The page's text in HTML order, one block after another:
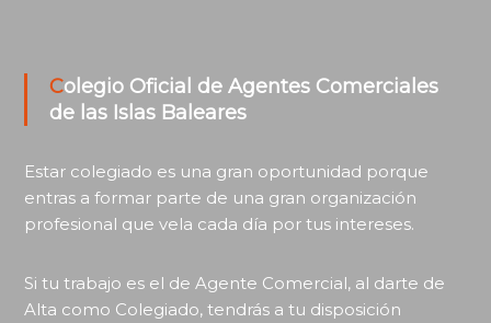
Colegio Oficial de Agentes Comerciales
de las Islas Baleares
Estar colegiado es una gran oportunidad porque
entras a formar parte de una gran organización
profesional que vela cada día por tus intereses.
Si tu trabajo es el de Agente Comercial, al darte de
Alta como Colegiado, tendrás a tu disposición